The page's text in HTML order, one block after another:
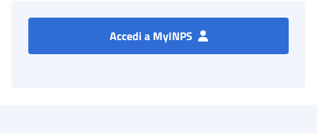
Accedi a MyINPS